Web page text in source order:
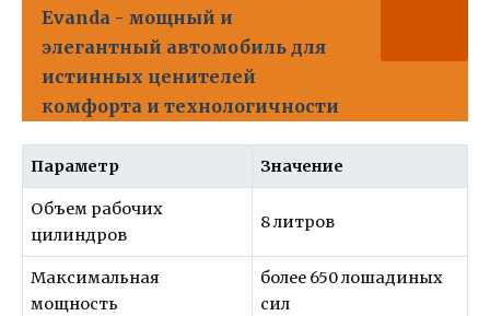
Evanda - мощный и
элегантный автомобиль для
истинных ценителей
комфорта и технологичности
Параметр Значение
Объем рабочих
цилиндров
8 литров
Максимальная
мощность
более 650 лошадиных
сил